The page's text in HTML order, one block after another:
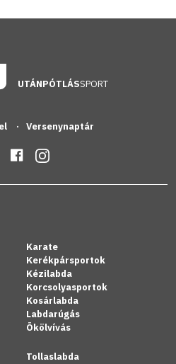
UTÁNPÓTLÁSSPORT
Versenynaptár
Karate
Kerékpársportok
Kézilabda
Korcsolyasportok
Kosárlabda
Labdarúgás
Ökölvívás
Tollaslabda